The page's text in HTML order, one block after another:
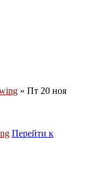
» Пт 20 ноя
Перейти к